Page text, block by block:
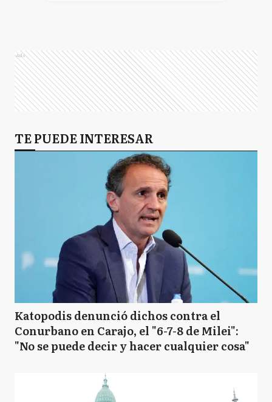
O Olavarría
Ads
TE PUEDE INTERESAR
Katopodis denunció dichos contra el
Conurbano en Carajo, el "6-7-8 de Milei":
"No se puede decir y hacer cualquier cosa"